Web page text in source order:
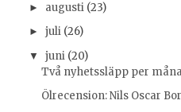
► augusti (23)
► juli (26)
▼ juni (20)
Två nyhetssläpp per
Ölrecension: Nils Oscar